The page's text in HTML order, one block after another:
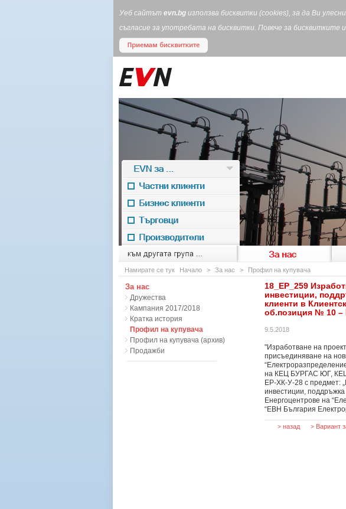
Уеб сайтът evn.bg използва бисквитки (cookies), за да Ви
съгласие за употребата на бисквитки. Повече за
към другата група ... За нас
EVN for
EVN за ...
Частни клиенти
Бизнес клиенти
Търговци
Производители
Намирате се тук Начало > За нас > Профил на купувача
18_EP_259
инвестиции,
клиенти в
об.позиция № 10 –
9.5.2018
"Изработване на
присъединяване на
на КЕЦ БУРГАС ЮГ,
ЕР-ХК-У-28 с предмет:
инвестиции,
Енергоцентрове на
“ЕВН България
> назад > Вариант
За нас
Дружества
Кампания 2017/2018
Кратка история
Профил на купувача
Профил на купувача (архив)
Продажби